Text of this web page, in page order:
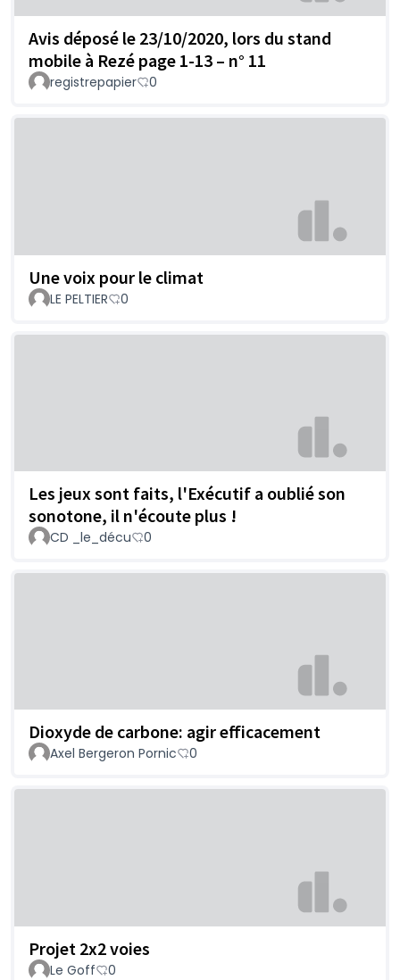
Avis déposé le 23/10/2020, lors du stand
mobile à Rezé page 1-13 – n° 11
registrepapier 0
Une voix pour le climat
LE PELTIER 0
Les jeux sont faits, l'Exécutif a oublié son
sonotone, il n'écoute plus !
CD _le_décu 0
Dioxyde de carbone: agir efficacement
Axel Bergeron Pornic 0
Projet 2x2 voies
Le Goff 0